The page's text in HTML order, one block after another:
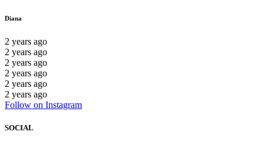
Diana
2 years ago
2 years ago
2 years ago
2 years ago
2 years ago
2 years ago
Follow on Instagram
SOCIAL